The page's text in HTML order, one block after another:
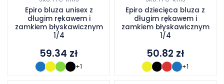
Epiro bluza unisex z
długim rękawem i
zamkiem błyskawicznym
1/4
59.34 zł
+1
Epiro dziecięca bluza z
długim rękawem i
zamkiem błyskawicznym
1/4
50.82 zł
+1